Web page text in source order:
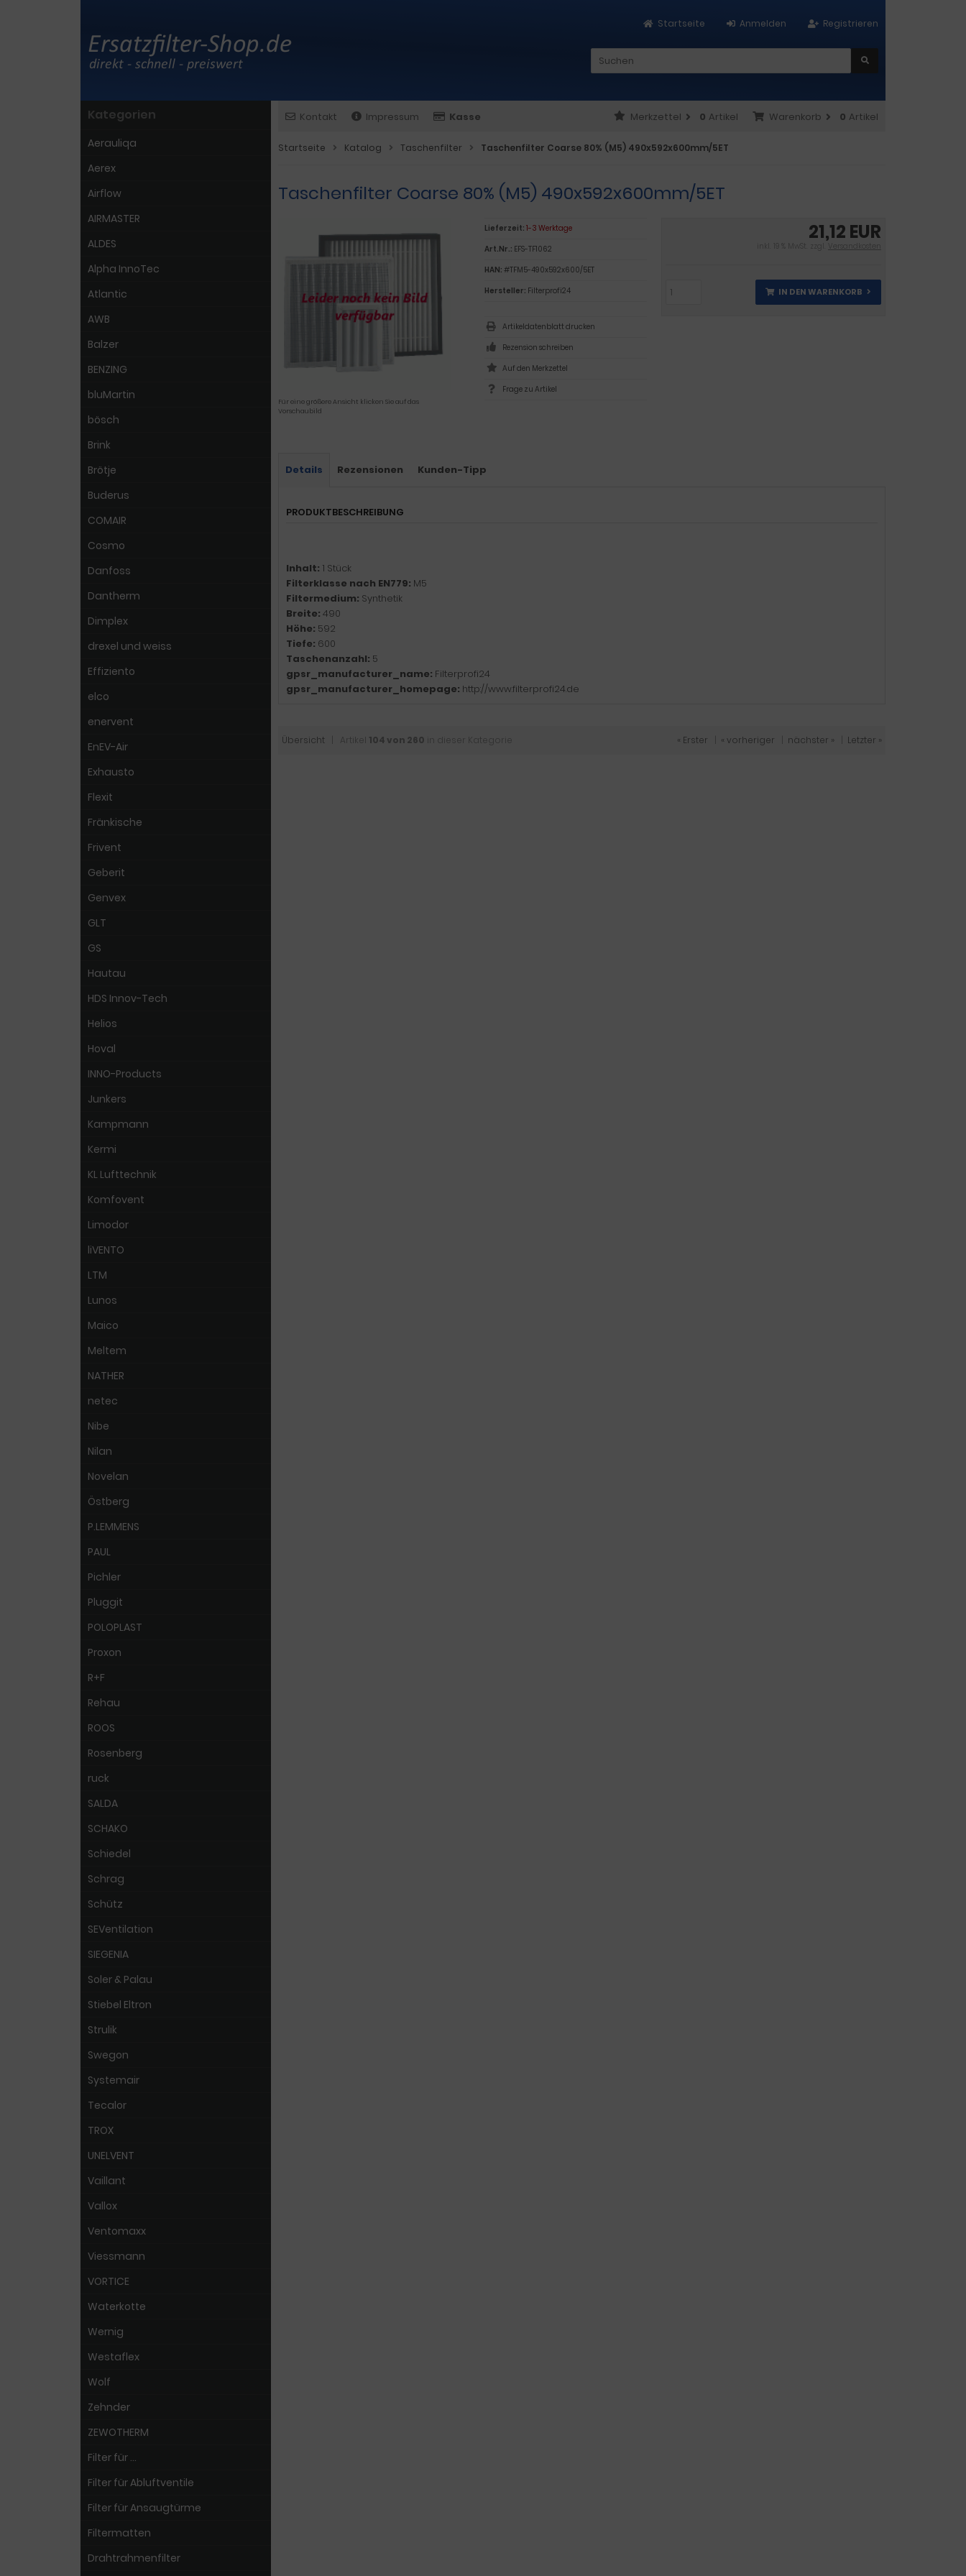
Registrieren
Anmelden
Startseite
Kontakt Impressum Kasse Warenkorb 0 Artikel
Merkzettel 0 Artikel
Startseite Katalog Taschenfilter Taschenfilter Coarse 80% (M5) 490x592x600mm/5ET
Taschenfilter Coarse 80% (M5) 490x592x600mm/5ET
Für eine größere Ansicht klicken Sie auf das
Vorschaubild
21,12 EUR
inkl. 19 % MwSt. zzgl. Versandkosten
IN DEN WARENKORB
Lieferzeit: 1-3 Werktage
Art.Nr.: EFS-TF1062
HAN: #TFM5-490x592x600/5ET
Hersteller: Filterprofi24
Artikeldatenblatt drucken
Rezension schreiben
Frage zu Artikel
Details Rezensionen Kunden-Tipp
PRODUKTBESCHREIBUNG
Inhalt: 1 Stück
Filterklasse nach EN779: M5
Filtermedium: Synthetik
Breite: 490
Höhe: 592
Tiefe: 600
Taschenanzahl: 5
gpsr_manufacturer_name: Filterprofi24
gpsr_manufacturer_homepage: http://www.filterprofi24.de
Übersicht | Artikel 104 von 260 in dieser Kategorie « Erster « vorheriger nächster » Letzter »
Kategorien
Aerauliqa
Aerex
Airflow
AIRMASTER
ALDES
Alpha InnoTec
Atlantic
AWB
Balzer
BENZING
bluMartin
bösch
Brink
Brötje
Buderus
COMAIR
Cosmo
Danfoss
Dantherm
Dimplex
drexel und weiss
Effiziento
elco
enervent
EnEV-Air
Exhausto
Flexit
Fränkische
Frivent
Geberit
Genvex
GLT
GS
Hautau
HDS Innov-Tech
Helios
Hoval
INNO-Products
Junkers
Kampmann
Kermi
KL Lufttechnik
Komfovent
Limodor
liVENTO
LTM
Lunos
Maico
Meltem
NATHER
netec
Nibe
Nilan
Novelan
Östberg
P.LEMMENS
PAUL
Pichler
Pluggit
POLOPLAST
Proxon
R+F
Rehau
ROOS
Rosenberg
ruck
SALDA
SCHAKO
Schiedel
Schrag
Schütz
SEVentilation
SIEGENIA
Soler & Palau
Stiebel Eltron
Strulik
Swegon
Systemair
Tecalor
TROX
UNELVENT
Vaillant
Vallox
Ventomaxx
Viessmann
VORTICE
Waterkotte
Wernig
Westaflex
Wolf
Zehnder
ZEWOTHERM
Filter für ...
Filter für Abluftventile
Filter für Ansaugtürme
Filtermatten
Drahtrahmenfilter